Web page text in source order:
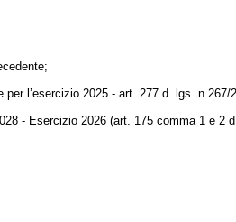
l’esercizio 2025 - art. 277 d. lgs. n.267/
- Esercizio 2026 (art. 175 comma 1 e 2